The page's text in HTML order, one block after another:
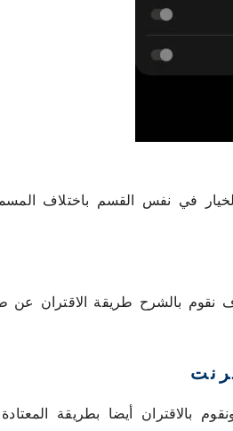
في نفس القسم باختلاف
بالشرح طريقة الاقتران عن
بالاقتران أيضا بطريقة المعتادة